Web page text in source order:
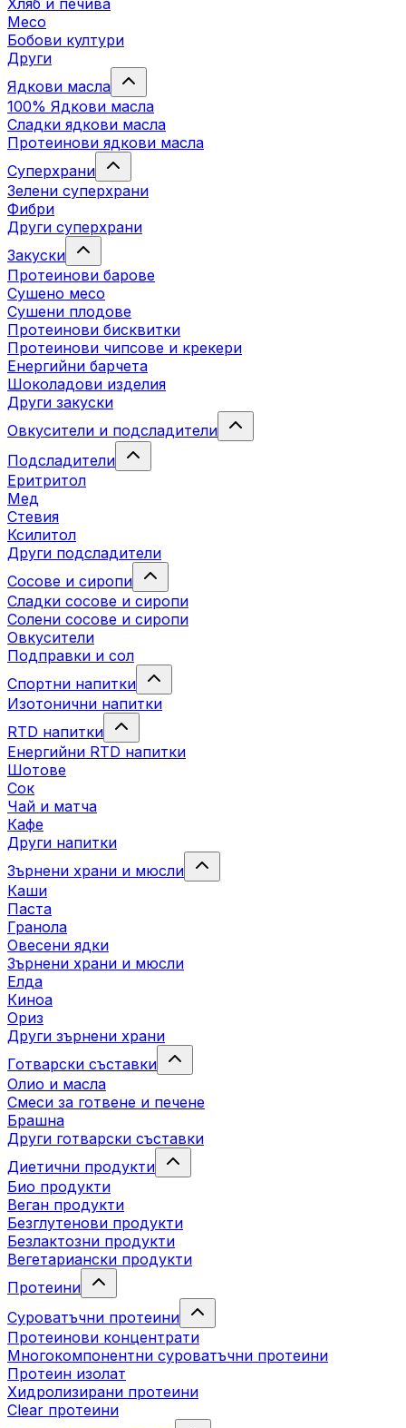
Хляб и печива
Месо
Бобови култури
Други
Ядкови масла
100% Ядкови масла
Сладки ядкови масла
Протеинови ядкови масла
Суперхрани
Зелени суперхрани
Фибри
Други суперхрани
3акуски
Протеинови бaрове
Сушено месо
Сушени плодове
Протеинови бисквитки
Протеинови чипсове и крекери
Енергийни барчета
Шоколадови изделия
Други закуски
Овкусители и подсладители
Подсладители
Еритритол
Мед
Стевия
Ксилитол
Други подсладители
Сосове и сиропи
Сладки сосове и сиропи
Солени сосове и сиропи
Овкусители
Подправки и сол
Спортни напитки
Изотонични напитки
RTD напитки
Енергийни RTD напитки
Шотове
Сок
Чай и матча
Кафе
Други напитки
Зърнени храни и мюсли
Каши
Паста
Гранола
Овесени ядки
Зърнени храни и мюсли
Елда
Киноа
Ориз
Други зърнени храни
Готварски съставки
Олио и масла
Смеси за готвене и печене
Брашна
Други готварски съставки
Диетични продукти
Био продукти
Веган продукти
Безглутенови продукти
Безлактозни продукти
Вегетариански продукти
Протеини
Суроватъчни протеини
Протеинови концентрати
Многокомпонентни суроватъчни протеини
Протеин изолат
Хидролизирани протеини
Clear протеини